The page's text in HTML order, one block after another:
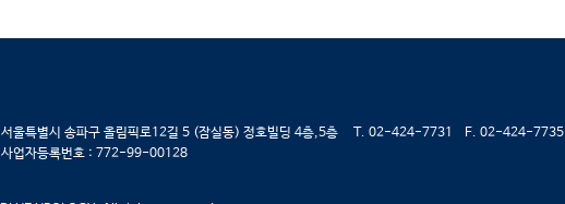
서울특별시 송파구 올림픽로12길 5 (잠실동) 정호빌딩 4층,5층 T. 02-424-7731 F. 02-424-7735
사업자등록번호 : 772-99-00128